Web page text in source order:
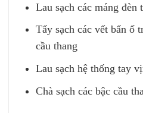
Lau sạch các máng đèn
Tẩy sạch các vết bẩn ố
cầu thang
Lau sạch hệ thống tay
Chà sạch các bậc cầu